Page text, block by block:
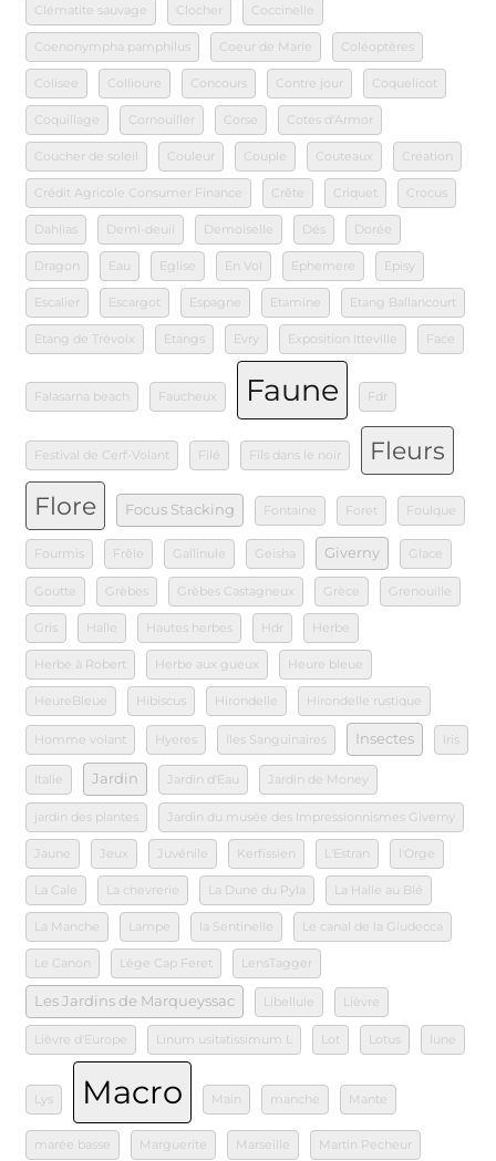
Clématite sauvage Clocher Coccinelle
Coenonympha pamphilus Coeur de Marie Coléoptères
Colisee Collioure Concours Contre jour Coquelicot
Coquillage Cornouiller Corse Cotes d'Armor
Coucher de soleil Couleur Couple Couteaux Création
Crédit Agricole Consumer Finance Crête Criquet Crocus
Dahlias Demi-deuil Demoiselle Dés Dorée
Dragon Eau Eglise En Vol Ephemere Episy
Escalier Escargot Espagne Etamine Etang Ballancourt
Etang de Trévoix Etangs Evry Exposition Itteville Face
Falasarna beach Faucheux Faune Fdr
Festival de Cerf-Volant Filé Fils dans le noir
Fleurs
Flore
Focus Stacking Fontaine Foret Foulque
Fourmis Frêle Gallinule Geisha Giverny Glace
Goutte Grèbes Grèbes Castagneux Grèce Grenouille
Gris Halle Hautes herbes Hdr Herbe
Herbe à Robert Herbe aux gueux Heure bleue
HeureBleue Hibiscus Hirondelle Hirondelle rustique
Homme volant Hyeres Iles Sanguinaires Insectes Iris
Italie Jardin Jardin d'Eau Jardin de Money
jardin des plantes Jardin du musée des Impressionnismes Giverny
Jaune Jeux Juvénile Kerfissien L'Estran l'Orge
La Cale La chevrerie La Dune du Pyla La Halle au Blé
La Manche Lampe la Sentinelle Le canal de la Giudecca
Le Canon Lège Cap Feret LensTagger
Les Jardins de Marqueyssac Libellule Lièvre
Lièvre d'Europe Linum usitatissimum L Lot Lotus lune
Lys Macro Main manche Mante
marée basse Marguerite Marseille Martin Pecheur